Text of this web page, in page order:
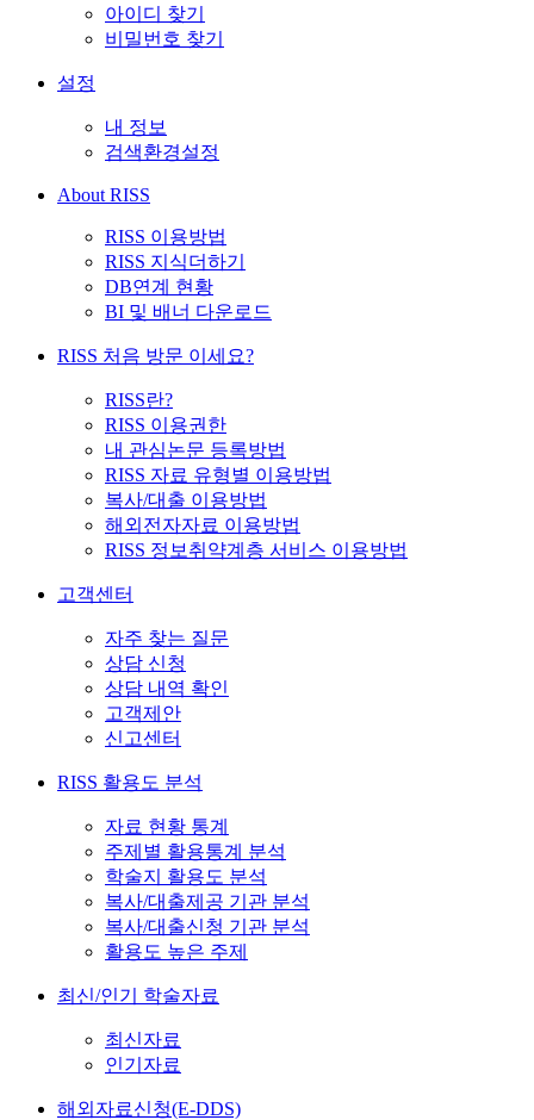
아이디 찾기
비밀번호 찾기
설정
내 정보
검색환경설정
About RISS
RISS 이용방법
RISS 지식더하기
DB연계 현황
BI 및 배너 다운로드
RISS 처음 방문 이세요?
RISS란?
RISS 이용권한
내 관심논문 등록방법
RISS 자료 유형별 이용방법
복사/대출 이용방법
해외전자자료 이용방법
RISS 정보취약계층 서비스 이용방법
고객센터
자주 찾는 질문
상담 신청
상담 내역 확인
고객제안
신고센터
RISS 활용도 분석
자료 현황 통계
주제별 활용통계 분석
학술지 활용도 분석
복사/대출제공 기관 분석
복사/대출신청 기관 분석
활용도 높은 주제
최신/인기 학술자료
최신자료
인기자료
해외자료신청(E-DDS)